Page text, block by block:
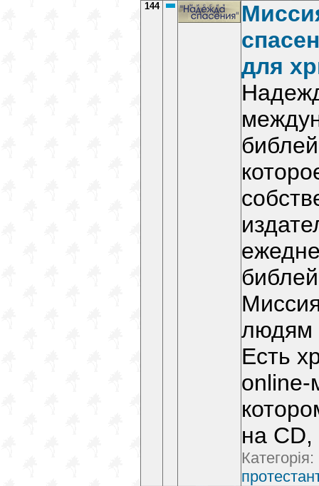
144
для
людям
Есть
online-
на CD,
Категорія: